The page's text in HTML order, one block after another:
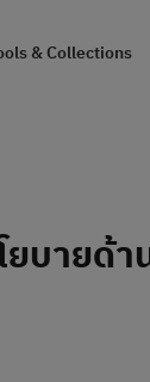
& Collections
ABOUT
บายด้า